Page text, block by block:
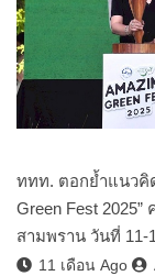
ททท. ตอกย้ำแนวคิ
Green Fest
สามพราน วันที่ 11-
11 เดือน Ago